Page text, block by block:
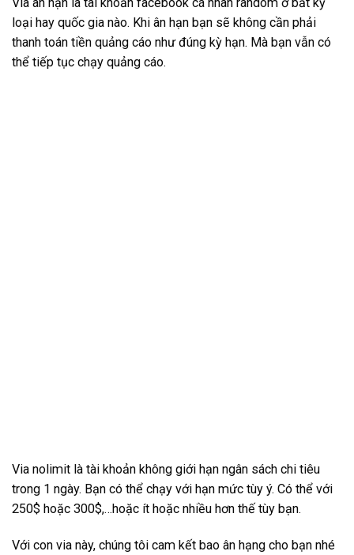
loại hay quốc gia nào. Khi ân hạn bạn sẽ không cần phải
thanh toán tiền quảng cáo như đúng kỳ hạn. Mà bạn vẫn có
thể tiếp tục chạy quảng cáo.
Via nolimit là tài khoản không giới hạn ngân sách chi tiêu
trong 1 ngày. Bạn có thể chạy với hạn mức tùy ý. Có thể với
250$ hoặc 300$,…hoặc ít hoặc nhiều hơn thế tùy bạn.
Với con via này, chúng tôi cam kết bao ân hạng cho bạn nhé